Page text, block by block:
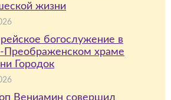
жизни
богослужение в
Преображенском храме
Городок
Вениамин совершил